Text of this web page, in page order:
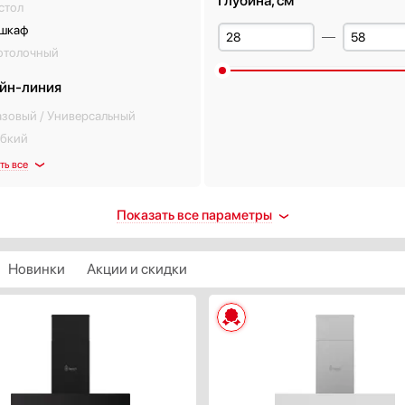
линия
/ Универсальный
все
(ползунки)
Тип освещения
Галогенная лампа
Неоновая лампа
Светодиодная подсветка
Показать все параметры
Новинки Акции и скидки